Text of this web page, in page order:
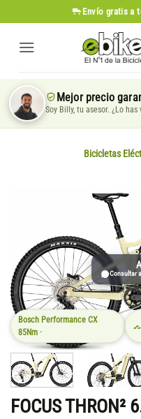
al
contenido
Envío gratis a
Mejor precio
Soy Billy, tu asesor. ¿Lo
Bicicletas
Consultar
Bosch Performance CX
85Nm ·
FOCUS THRON²